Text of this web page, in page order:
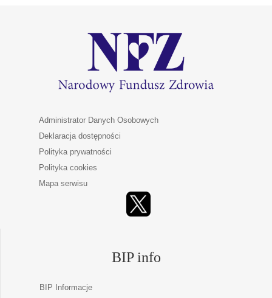
Administrator Danych Osobowych
Deklaracja dostępności
Polityka prywatności
Polityka cookies
Mapa serwisu
BIP info
BIP Informacje